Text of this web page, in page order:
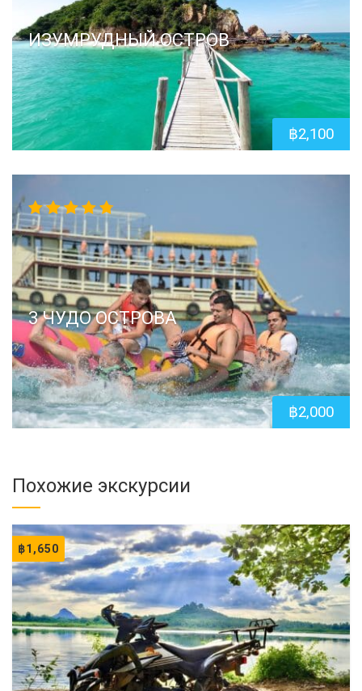
ИЗУМРУДНЫЙ ОСТРОВ
฿2,100
4.67out
of 5
3 ЧУДО ОСТРОВА
฿2,000
Похожие экскурсии
฿1,650